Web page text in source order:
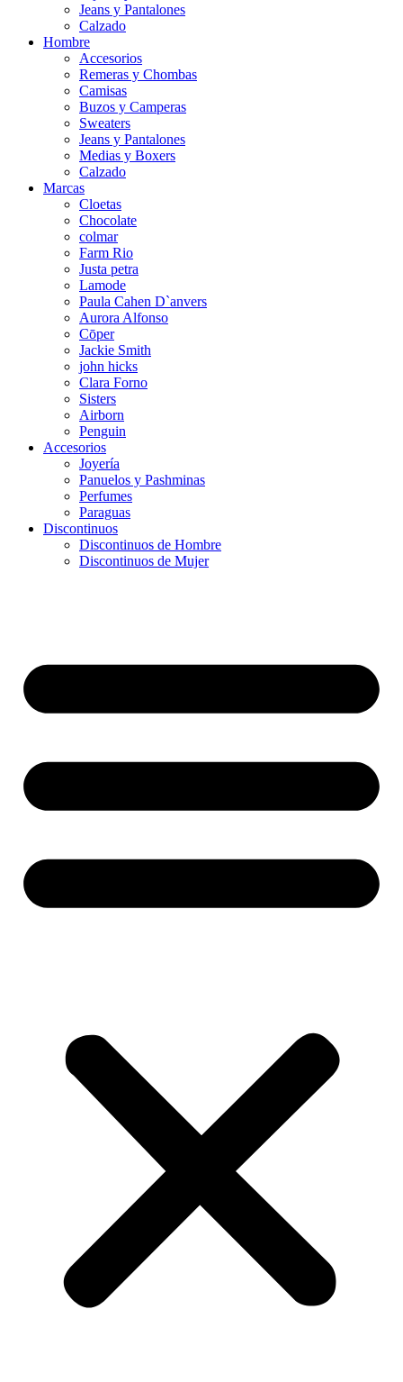
Jeans y Pantalones
Calzado
Hombre
Accesorios
Remeras y Chombas
Camisas
Buzos y Camperas
Sweaters
Jeans y Pantalones
Medias y Boxers
Calzado
Marcas
Cloetas
Chocolate
colmar
Farm Rio
Justa petra
Lamode
Paula Cahen D`anvers
Aurora Alfonso
Cōper
Jackie Smith
john hicks
Clara Forno
Sisters
Airborn
Penguin
Accesorios
Joyería
Panuelos y Pashminas
Perfumes
Paraguas
Discontinuos
Discontinuos de Hombre
Discontinuos de Mujer